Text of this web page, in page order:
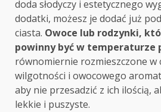
doda słodyczy i estetycznego
dodatki, możesz je dodać już
ciasta. Owoce lub rodzynki,
powinny być w temperaturze
równomiernie rozmieszczone w
wilgotności i owocowego
aby nie przesadzić z ich ilością,
lekkie i puszyste.